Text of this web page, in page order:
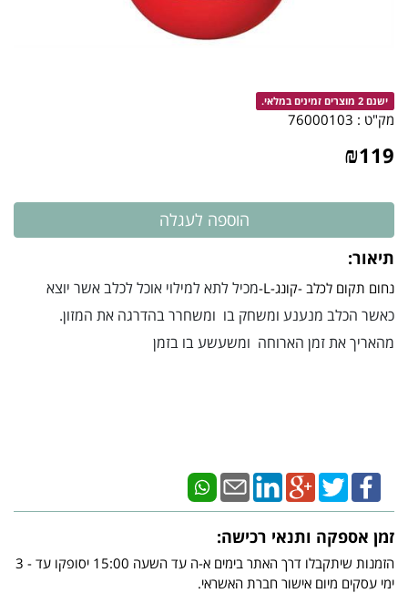
ישנם 2 מוצרים זמינים במלאי.
מק"ט : 76000103
₪119
תיאור:
נחום תקום לכלב -קונג-L-
מכיל לתא למילוי אוכל לכלב אשר יוצא
כאשר הכלב מנענע ומשחק בו ומשחרר בהדרגה את המזון.
מהאריך את זמן הארוחה ומשעשע בו בזמן
זמן אספקה ותנאי רכישה:
הזמנות שיתקבלו דרך האתר בימים א-ה עד השעה 15:00 יסופקו עד - 3
ימי עסקים מיום אישור חברת האשראי.